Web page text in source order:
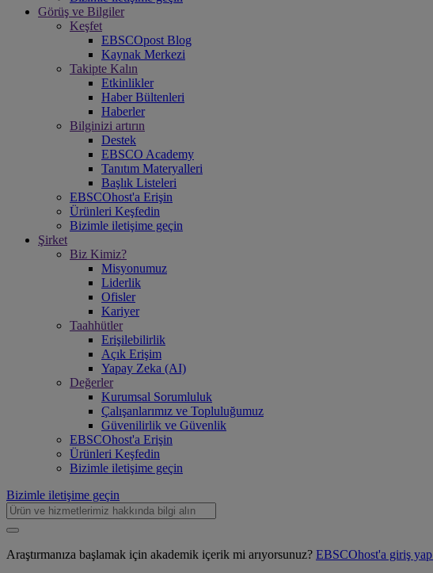
Görüş ve Bilgiler
Keşfet
EBSCOpost Blog
Kaynak Merkezi
Takipte Kalın
Etkinlikler
Haber Bültenleri
Haberler
Bilginizi artırın
Destek
EBSCO Academy
Tanıtım Materyalleri
Başlık Listeleri
EBSCOhost'a Erişin
Ürünleri Keşfedin
Bizimle iletişime geçin
Şirket
Biz Kimiz?
Misyonumuz
Liderlik
Ofisler
Kariyer
Taahhütler
Erişilebilirlik
Açık Erişim
Yapay Zeka (AI)
Değerler
Kurumsal Sorumluluk
Çalışanlarımız ve Topluluğumuz
Güvenilirlik ve Güvenlik
EBSCOhost'a Erişin
Ürünleri Keşfedin
Bizimle iletişime geçin
Bizimle iletişime geçin
Araştırmanıza başlamak için akademik içerik mi arıyorsunuz? EBSCOhost'a giriş yap